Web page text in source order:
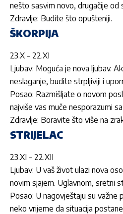
nešto sasvim novo, drugačije od
Zdravlje: Budite što opušteniji.
ŠKORPIJA
23.X – 22.XI
Ljubav: Moguća je nova ljubav.
neslaganje, budite strpljiviji i
Posao: Razmišljate o novom
najviše vas muče nesporazumi
Zdravlje: Boravite što više na
STRIJELAC
23.XI – 22.XII
Ljubav: U vaš život ulazi nova
novim sjajem. Uglavnom, sretni
Posao: U nagovještaju su važne
neko vrijeme da situacija postane